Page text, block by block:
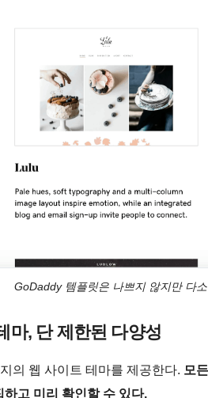
GoDaddy 템플릿은 나쁘지 않지만 다
마, 단 제한된 다양성
의 웹 사이트 테마를 제공한다. 모
고 미리 확인할 수 있다.